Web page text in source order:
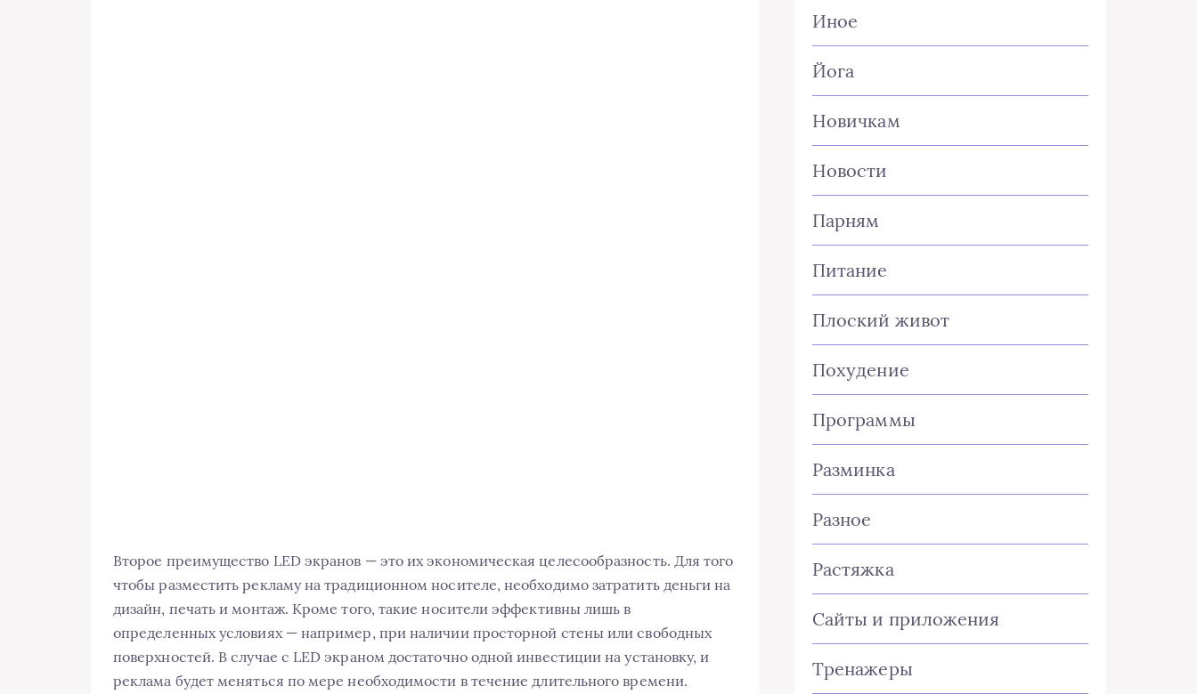
Второе преимущество LED экранов — это их экономическая целесообразность. Для того
чтобы разместить рекламу на традиционном носителе, необходимо затратить деньги на
дизайн, печать и монтаж. Кроме того, такие носители эффективны лишь в
определенных условиях — например, при наличии просторной стены или свободных
поверхностей. В случае с LED экраном достаточно одной инвестиции на установку, и
реклама будет меняться по мере необходимости в течение длительного времени.
Иное
Йога
Новичкам
Новости
Парням
Питание
Плоский живот
Похудение
Программы
Разминка
Разное
Растяжка
Сайты и приложения
Тренажеры